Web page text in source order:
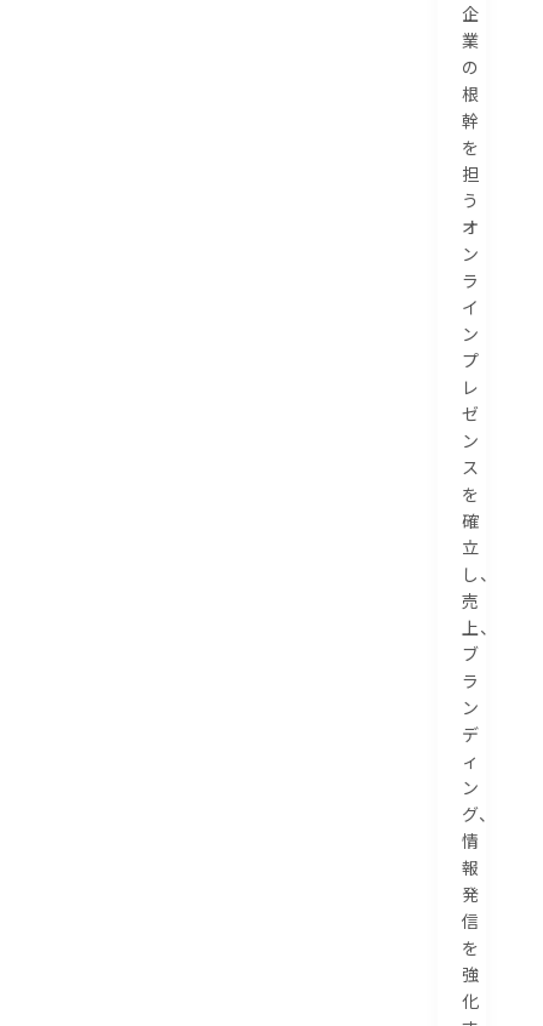
企
業
の
根
幹
を
担
う
オ
ン
ラ
イ
ン
プ
レ
ゼ
ン
ス
を
確
立
し、
売
上、
ブ
ラ
ン
デ
ィ
ン
グ、
情
報
発
信
を
強
化